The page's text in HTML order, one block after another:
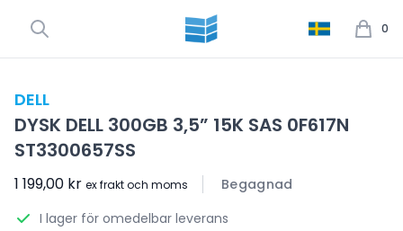
0
DELL
DYSK DELL 300GB 3,5” 15K SAS 0F617N
ST3300657SS
1 199,00 kr ex frakt och moms
Begagnad
I lager för omedelbar leverans